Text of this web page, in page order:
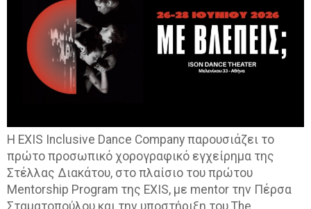
Η EXIS Inclusive Dance Company παρουσιάζει το
πρώτο προσωπικό χορογραφικό εγχείρημα της
Στέλλας Διακάτου, στο πλαίσιο του πρώτου
Mentorship Program της EXIS, με mentor την Πέρσα